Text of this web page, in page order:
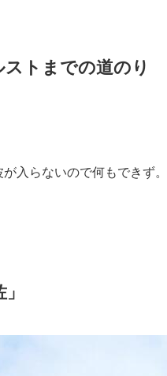
トまでの道のり
入らないので何もできず。